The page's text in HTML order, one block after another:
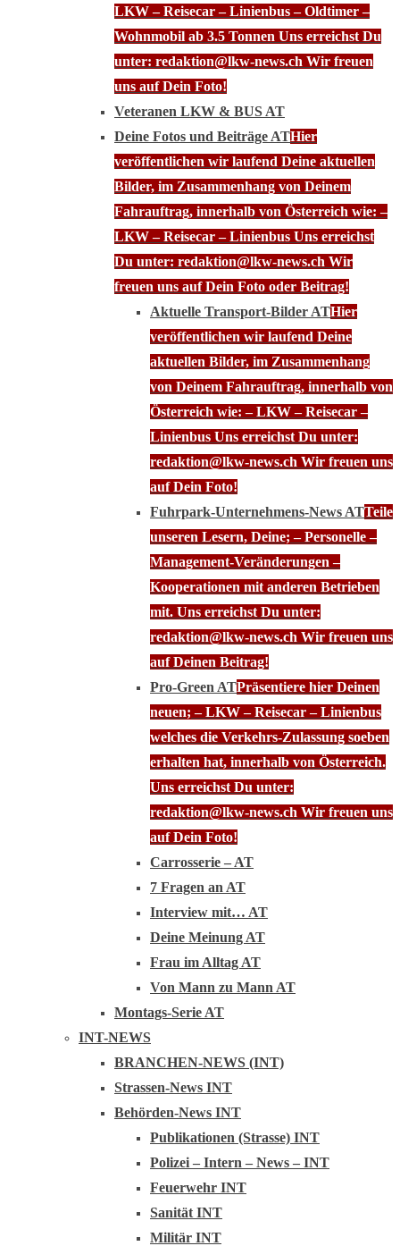
LKW – Reisecar – Linienbus – Oldtimer –
Wohnmobil ab 3.5 Tonnen Uns erreichst Du
unter: redaktion@lkw-news.ch Wir freuen
uns auf Dein Foto!
Veteranen LKW & BUS AT
Deine Fotos und Beiträge ATHier
veröffentlichen wir laufend Deine aktuellen
Bilder, im Zusammenhang von Deinem
Fahrauftrag, innerhalb von Österreich wie: –
LKW – Reisecar – Linienbus Uns erreichst
Du unter: redaktion@lkw-news.ch Wir
freuen uns auf Dein Foto oder Beitrag!
Aktuelle Transport-Bilder ATHier
veröffentlichen wir laufend Deine
aktuellen Bilder, im Zusammenhang
von Deinem Fahrauftrag, innerhalb von
Österreich wie: – LKW – Reisecar –
Linienbus Uns erreichst Du unter:
redaktion@lkw-news.ch Wir freuen uns
auf Dein Foto!
Fuhrpark-Unternehmens-News ATTeile
unseren Lesern, Deine; – Personelle –
Management-Veränderungen –
Kooperationen mit anderen Betrieben
mit. Uns erreichst Du unter:
redaktion@lkw-news.ch Wir freuen uns
auf Deinen Beitrag!
Pro-Green ATPräsentiere hier Deinen
neuen; – LKW – Reisecar – Linienbus
welches die Verkehrs-Zulassung soeben
erhalten hat, innerhalb von Österreich.
Uns erreichst Du unter:
redaktion@lkw-news.ch Wir freuen uns
auf Dein Foto!
Carrosserie – AT
7 Fragen an AT
Interview mit… AT
Deine Meinung AT
Frau im Alltag AT
Von Mann zu Mann AT
Montags-Serie AT
INT-NEWS
BRANCHEN-NEWS (INT)
Strassen-News INT
Behörden-News INT
Publikationen (Strasse) INT
Polizei – Intern – News – INT
Feuerwehr INT
Sanität INT
Militär INT